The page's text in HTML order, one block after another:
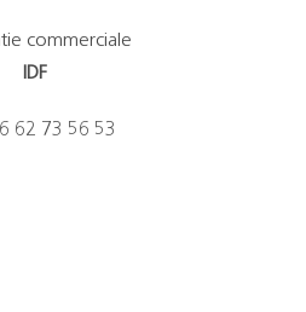
commerciale
IDF
62 73 56 53